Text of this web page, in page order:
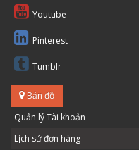
Youtube
Pinterest
Tumblr
Bản đồ
Quản lý Tài khoản
Lịch sử đơn hàng